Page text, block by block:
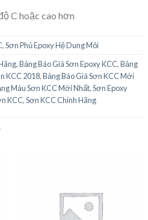
C hoặc cao hơn
,Sơn Phủ Epoxy Hệ Dung Môi
,Bảng Báo Giá Sơn Epoxy KCC,Bảng
KCC 2018,Bảng Báo Giá Sơn KCC Mới
Màu Sơn KCC Mới Nhất,Sơn Epoxy
KCC,Sơn KCC Chính Hãng